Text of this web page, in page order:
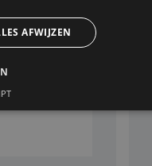
43mm
AFWIJZEN